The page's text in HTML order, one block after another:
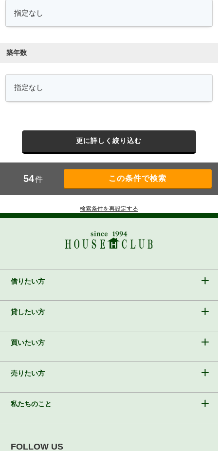
築年数
更に詳しく絞り込む
54件
検索条件を再設定する
借りたい方
貸したい方
買いたい方
売りたい方
私たちのこと
FOLLOW US